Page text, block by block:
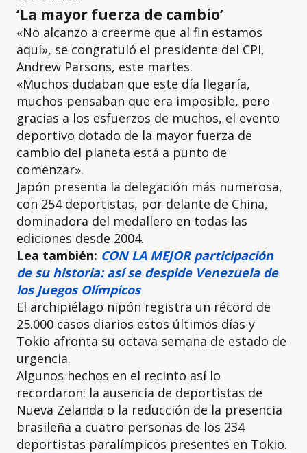
‘La mayor fuerza de cambio’
«No alcanzo a creerme que al fin estamos
aquí», se congratuló el presidente del CPI,
Andrew Parsons, este martes.
«Muchos dudaban que este día llegaría,
muchos pensaban que era imposible, pero
gracias a los esfuerzos de muchos, el evento
deportivo dotado de la mayor fuerza de
cambio del planeta está a punto de
comenzar».
Japón presenta la delegación más numerosa,
con 254 deportistas, por delante de China,
dominadora del medallero en todas las
ediciones desde 2004.
Lea también: CON LA MEJOR participación
de su historia: así se despide Venezuela de
los Juegos Olímpicos
El archipiélago nipón registra un récord de
25.000 casos diarios estos últimos días y
Tokio afronta su octava semana de estado de
urgencia.
Algunos hechos en el recinto así lo
recordaron: la ausencia de deportistas de
Nueva Zelanda o la reducción de la presencia
brasileña a cuatro personas de los 234
deportistas paralímpicos presentes en Tokio.